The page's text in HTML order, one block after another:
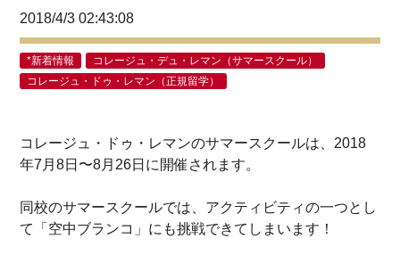
2018/4/3 02:43:08
*新着情報
コレージュ・デュ・レマン（サマースクール）
コレージュ・ドゥ・レマン（正規留学）
コレージュ・ドゥ・レマンのサマースクールは、2018
年7月8日〜8月26日に開催されます。
同校のサマースクールでは、アクティビティの一つとし
て「空中ブランコ」にも挑戦できてしまいます！